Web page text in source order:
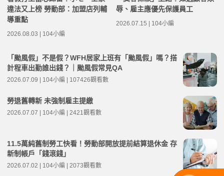
違法又上榜 勞動部：加盟店列輔
導重點
2026.08.03 | 104小編
辱、雇主應優先保護員工
2026.07.15 | 104小編
「颱風假」不是假？WFH居家上班有「颱風假」嗎？搭
計程車出勤誰出錢？｜颱風假常見QA
2026.07.09 | 104小編 | 107426觀看數
勞退舊轉新 未強制雇主提繳
2026.07.07 | 104小編 | 2421觀看數
11.5萬純舊制勞工快看！勞動部開放提前結算退休金 存
新制帳戶「錢滾錢」
2026.07.02 | 104小編 | 2073觀看數